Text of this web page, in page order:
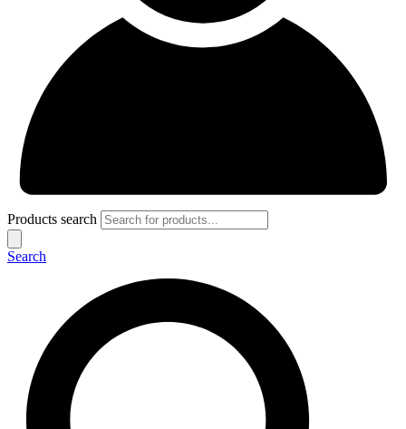
Products search
Search